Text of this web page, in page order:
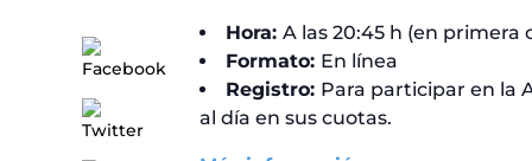
Hora: A las 20:45 h (en primera
Formato: En línea
Registro: Para participar en la
al día en sus cuotas.